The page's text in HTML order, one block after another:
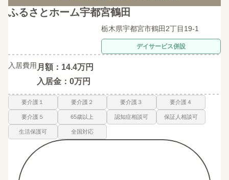
ふるさとホーム宇都宮鶴田
栃木県宇都宮市鶴田2丁目19-1
デイサービス併設
入居費用 月額：14.4万円
入居金：0万円
要介護１ 要介護２ 要介護３ 要介護４
要介護５ 65歳以上 認知症相談可 保証人相談可
生活保護可 全国対応